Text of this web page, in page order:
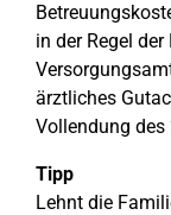
in der Regel
ärztliches
Vollendung des
Tipp
Lehnt die